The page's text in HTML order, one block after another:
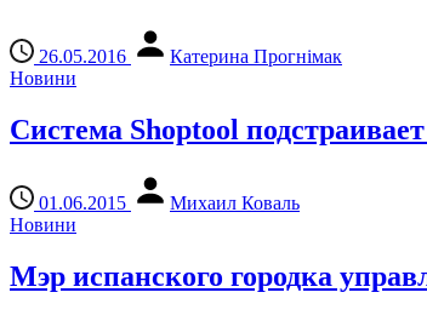
26.05.2016
Катерина Прогнімак
Новини
Система Shoptool
01.06.2015
Михаил Коваль
Новини
Мэр испанского городка